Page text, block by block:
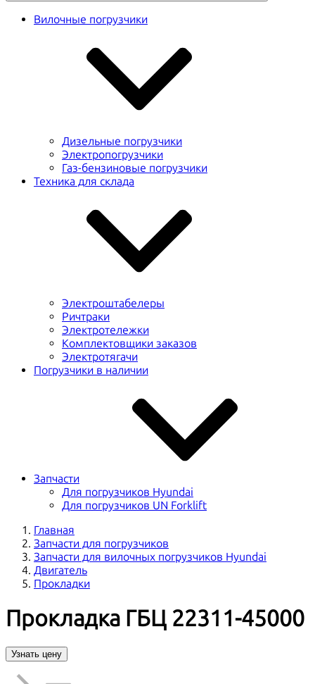
Вилочные погрузчики
Дизельные погрузчики
Электропогрузчики
Газ-бензиновые погрузчики
Техника для склада
Электроштабелеры
Ричтраки
Электротележки
Комплектовщики заказов
Электротягачи
Погрузчики в наличии
Запчасти
Для погрузчиков Hyundai
Для погрузчиков UN Forklift
Главная
Запчасти для погрузчиков
Запчасти для вилочных погрузчиков Hyundai
Двигатель
Прокладки
Прокладка ГБЦ 22311-45000
Узнать цену